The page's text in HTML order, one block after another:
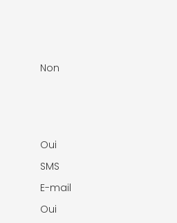
Non
Oui
SMS
E-mail
Oui